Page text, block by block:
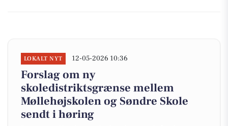
LOKALT NYT 12-05-2026 10:36
Forslag om ny
skoledistriktsgrænse mellem
Møllehøjskolen og Søndre Skole
sendt i høring